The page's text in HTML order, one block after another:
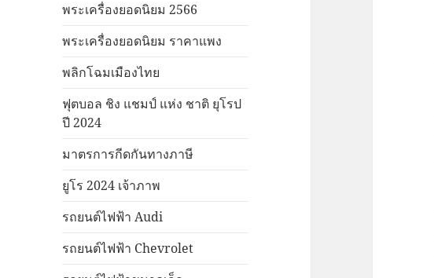
พระเครื่องยอดนิยม 2566
พระเครื่องยอดนิยม ราคาแพง
พลิกโฉมเมืองไทย
ฟุตบอล ชิง แชมป์ แห่ง ชาติ ยุโรป
ปี 2024
มาตรการกีดกันทางภาษี
ยูโร 2024 เจ้าภาพ
รถยนต์ไฟฟ้า Audi
รถยนต์ไฟฟ้า Chevrolet